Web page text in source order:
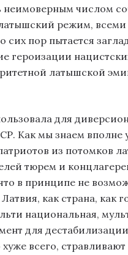
неимоверным числом
режим,
пор пытается
героизации
латышской
для
Как мы знаем вполне
из потомков
тюрем и
в принципе не
как страна, как
национальная,
для
всего,